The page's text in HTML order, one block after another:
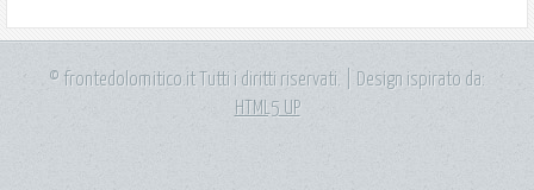
© frontedolomitico.it Tutti i diritti riservati. | Design ispirato da:
HTML5 UP